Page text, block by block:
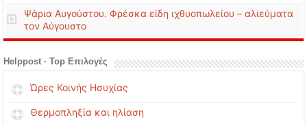
Ψάρια Αυγούστου. Φρέσκα είδη ιχθυοπωλείου – αλιεύματα
τον Αύγουστο
Helppost · Top Επιλογές
Ώρες Κοινής Ησυχίας
Θερμοπληξία και ηλίαση